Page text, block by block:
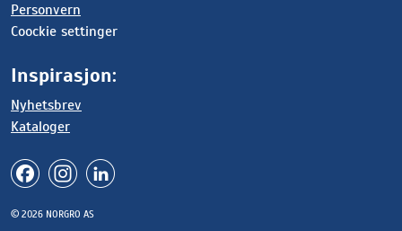
Personvern
Coockie settinger
Inspirasjon:
Nyhetsbrev
Kataloger
© 2026 NORGRO AS